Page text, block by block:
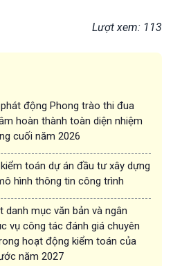
Lượt xem: 113
động Phong trào thi đua
hoàn thành toàn diện nhiệm
cuối năm 2026
toán dự án đầu tư xây dựng
hình thông tin công trình
danh mục văn bản và ngân
vụ công tác đánh giá chuyên
hoạt động kiểm toán của
năm 2027